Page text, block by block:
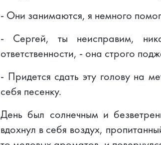
- Они занимаются, я немного
- Сергей, ты неисправим,
ответственности, - она строго
- Придется сдать эту голову на
себя песенку.
День был солнечным и
вдохнул в себя воздух,